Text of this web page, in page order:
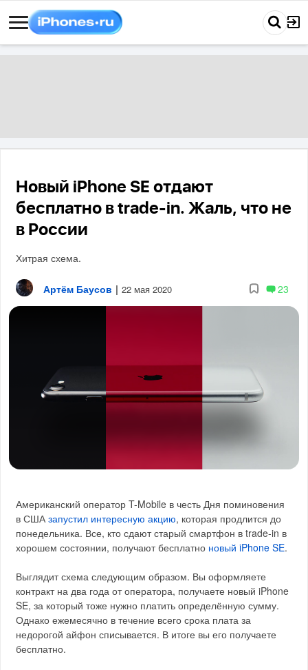
Новый iPhone SE отдают
бесплатно в trade-in. Жаль, что не
в России
Хитрая схема.
Артём Баусов | 22 мая 2020 23
Американский оператор T-Mobile в честь Дня поминовения
в СШАзапустил интересную акцию, которая продлится до
понедельника. Все, кто сдают старый смартфон в trade-in в
хорошем состоянии, получают бесплатно новый iPhone SE.
Выглядит схема следующим образом. Вы оформляете
контракт на два года от оператора, получаете новый iPhone
SE, за который тоже нужно платить определённую сумму.
Однако ежемесячно в течение всего срока плата за
недорогой айфон списывается. В итоге вы его получаете
бесплатно.